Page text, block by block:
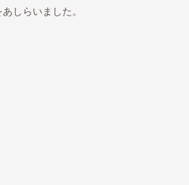
しらいました。